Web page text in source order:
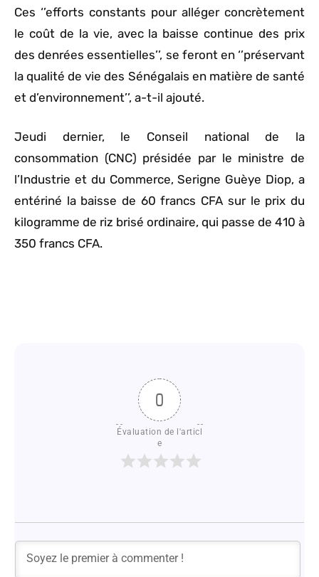
Ces ‘’efforts constants pour alléger concrètement
le coût de la vie, avec la baisse continue des prix
des denrées essentielles’’, se feront en ‘’préservant
la qualité de vie des Sénégalais en matière de santé
et d’environnement’’, a-t-il ajouté.
Jeudi dernier, le Conseil national de la
consommation (CNC) présidée par le ministre de
l’Industrie et du Commerce, Serigne Guèye Diop, a
entériné la baisse de 60 francs CFA sur le prix du
kilogramme de riz brisé ordinaire, qui passe de 410 à
350 francs CFA.
0
Évaluation de l'articl
e